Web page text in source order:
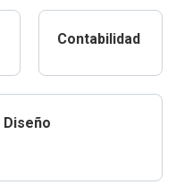
Contabilidad
Diseño